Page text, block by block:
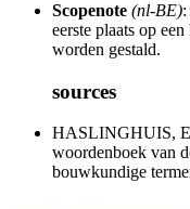
Scopenote (nl-BE)
eerste plaats op
worden gestald.
sources
HASLINGHUIS,
woordenboek van
bouwkundige